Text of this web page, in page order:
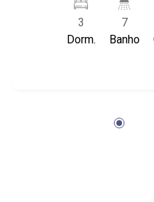
Sala de estar 2
Cozinha americana
com armários - Área
piscina infantil,
3
Dorm.
7
Banho